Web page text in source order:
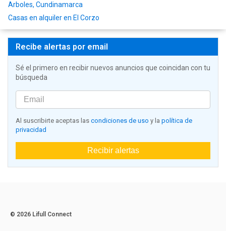
Arboles, Cundinamarca
Casas en alquiler en El Corzo
Recibe alertas por email
Sé el primero en recibir nuevos anuncios que coincidan con tu
búsqueda
Al suscribirte aceptas las condiciones de uso y la política de
privacidad
Recibir alertas
© 2026 Lifull Connect